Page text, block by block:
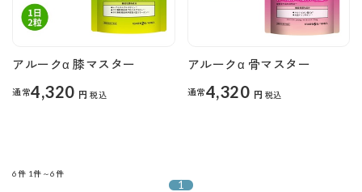
アルークα 膝マスター
通常4,320 円 税込
アルークα 骨マスター
通常4,320 円 税込
6件 1件～6件
1